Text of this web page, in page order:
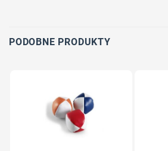
PODOBNE PRODUKTY